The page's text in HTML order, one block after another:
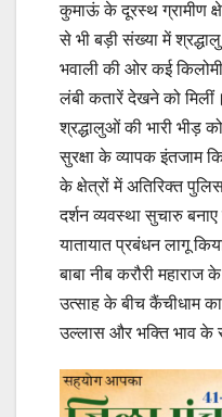
कुमाऊं के दूरस्थ ग्रामीण
से भी बड़ी संख्या में
भवाली की ओर कई
लंबी कतारें देखने को मिलीं।
श्रद्धालुओं की भारी भीड़
सुरक्षा के व्यापक इंतजाम
के क्षेत्रों में अतिरिक्त
दर्शन व्यवस्था सुचारु
यातायात प्रबंधन लागू
बाबा नीब करौरी
उत्साह के बीच कैंचीधाम का
उल्लास और भक्ति भाव के